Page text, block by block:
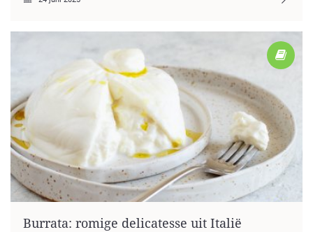
Burrata: romige delicatesse uit Italië